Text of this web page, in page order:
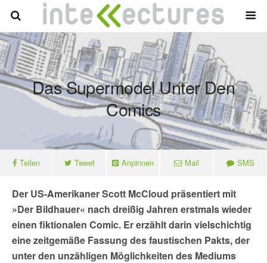
Das Supermodel Unter Den
Comics
Teilen Tweet Anpinnen Mail SMS
Der US-Amerikaner Scott McCloud präsentiert mit
»Der Bildhauer« nach dreißig Jahren erstmals wieder
einen fiktionalen Comic. Er erzählt darin vielschichtig
eine zeitgemäße Fassung des faustischen Pakts, der
unter den unzähligen Möglichkeiten des Mediums